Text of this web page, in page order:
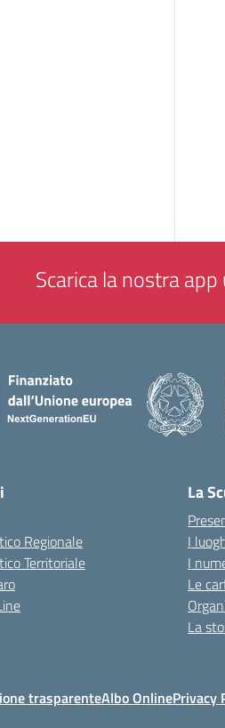
Scarica la nostra
Regionale
Territoriale
La
I
I
Le
La
trasparenteAlbo OnlinePrivacy